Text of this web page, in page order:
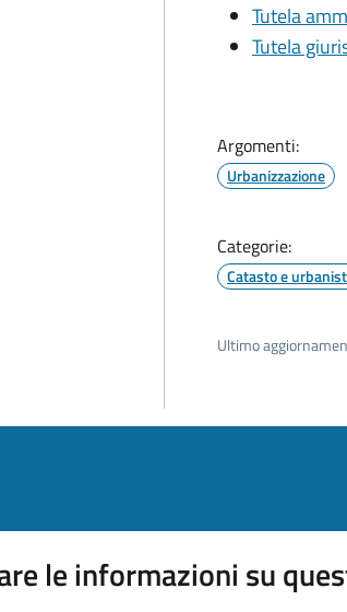
Tutela
Tutela
Argomenti:
Urbanizzazione
Categorie:
Catasto e
Ultimo
le informazioni su